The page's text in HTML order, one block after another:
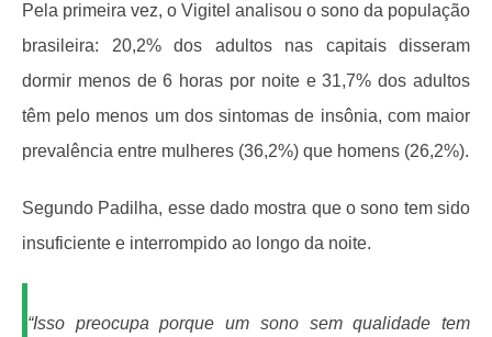
Pela primeira vez, o Vigitel analisou o sono da população
brasileira: 20,2% dos adultos nas capitais disseram
dormir menos de 6 horas por noite e 31,7% dos adultos
têm pelo menos um dos sintomas de insônia, com maior
prevalência entre mulheres (36,2%) que homens (26,2%).
Segundo Padilha, esse dado mostra que o sono tem sido
insuficiente e interrompido ao longo da noite.
“Isso preocupa porque um sono sem qualidade tem